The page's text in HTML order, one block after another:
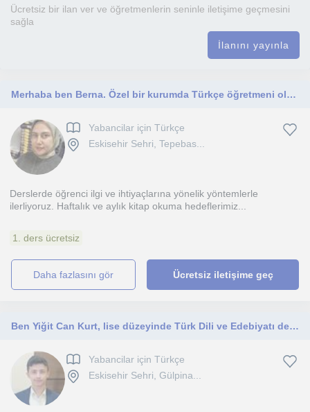
Ücretsiz bir ilan ver ve öğretmenlerin seninle iletişime geçmesini
sağla
İlanını yayınla
Merhaba ben Berna. Özel bir kurumda Türkçe öğretmeni olarak çalışmaktayım. Özellikle sınav grupları olmak üzere çalışmaktayım.
Yabancilar için Türkçe
Eskisehir Sehri, Tepebas...
Derslerde öğrenci ilgi ve ihtiyaçlarına yönelik yöntemlerle
ilerliyoruz. Haftalık ve aylık kitap okuma hedeflerimiz...
1. ders ücretsiz
daha fazlasını gör Ücretsiz iletişime geç
Ben Yiğit Can Kurt, lise düzeyinde Türk Dili ve Edebiyatı dersleri verebilirim; samimi, sıcak ve anlaşılır anlatımla öğrencilerin
Yabancilar için Türkçe
Eskisehir Sehri, Gülpina...